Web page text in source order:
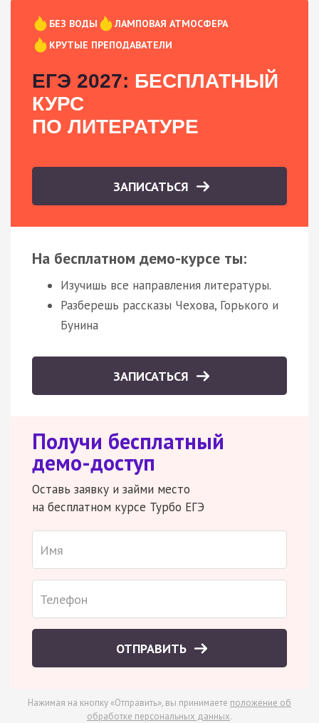
БЕЗ ВОДЫ
ЛАМПОВАЯ АТМОСФЕРА
КРУТЫЕ ПРЕПОДАВАТЕЛИ
ЕГЭ 2027: БЕСПЛАТНЫЙ
КУРС
ПО ЛИТЕРАТУРЕ
ЗАПИСАТЬСЯ
На бесплатном демо-курсе ты:
Изучишь все направления литературы.
Разберешь рассказы Чехова, Горького и
Бунина
ЗАПИСАТЬСЯ
Получи бесплатный
демо-доступ
Оставь заявку и займи место
на бесплатном курсе Турбо ЕГЭ
ОТПРАВИТЬ
Нажимая на кнопку «Отправить», вы принимаете положение об
обработке персональных данных.